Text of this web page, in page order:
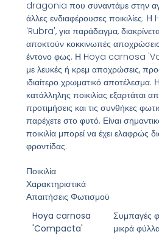
dragonia που συναντάμε στην
άλλες ενδιαφέρουσες
'Rubra', για παράδειγμα,
αποκτούν κοκκινωπές αποχρώσεις
έντονο φως. Η Hoya carnosa
με λευκές ή κρεμ αποχρώσεις,
ιδιαίτερο χρωματικό αποτέλεσμα.
κατάλληλης ποικιλίας εξαρτάται
προτιμήσεις και τις συνθήκες
παρέχετε στο φυτό. Είναι
ποικιλία μπορεί να έχει ελαφρώς
φροντίδας.
Ποικιλία
Χαρακτηριστικά
Απαιτήσεις Φωτισμού
Hoya carnosa
'Compacta'
Συμπαγές
μικρά